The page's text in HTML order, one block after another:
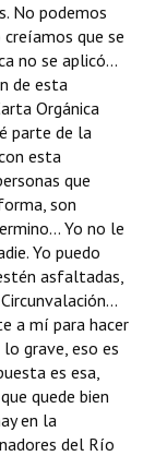
No podemos
creíamos que se
no se aplicó...
de esta
Orgánica
parte de la
esta
que
son
Yo no le
Yo puedo
asfaltadas,
a mí para hacer
grave, eso es
es esa,
quede bien
en la
del Río